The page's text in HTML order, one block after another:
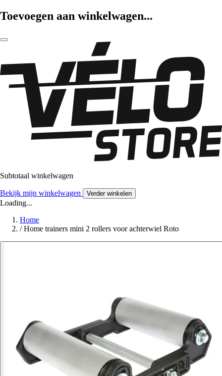
Toevoegen aan winkelwagen...
Subtotaal winkelwagen
Bekijk mijn winkelwagen Verder winkelen
Loading...
Home
/ Home trainers mini 2 rollers voor achterwiel Roto